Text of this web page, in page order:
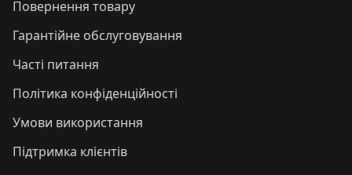
Повернення товару
Гарантійне обслуговування
Часті питання
Політика конфіденційності
Умови використання
Підтримка клієнтів